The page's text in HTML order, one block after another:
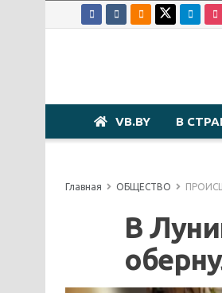
VB.BY В
Главная ОБЩЕСТВО
В